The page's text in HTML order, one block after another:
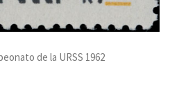
de la URSS 1962